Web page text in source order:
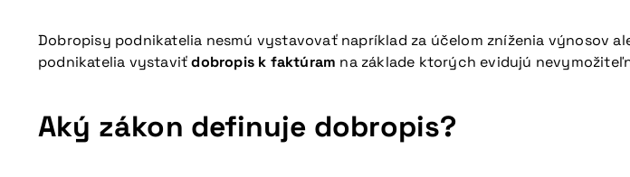
Dobropisy podnikatelia nesmú vystavovať napríklad za účelom zníženia výnosov
podnikatelia vystaviťdobropis k faktúram na základe ktorých evidujú
Aký zákon definuje dobropis?